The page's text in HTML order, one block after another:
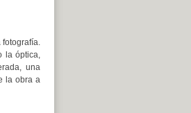
fotografía.
la óptica,
una
la obra a